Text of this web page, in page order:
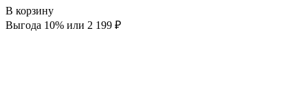
В корзину
Выгода 10% или 2 199 ₽